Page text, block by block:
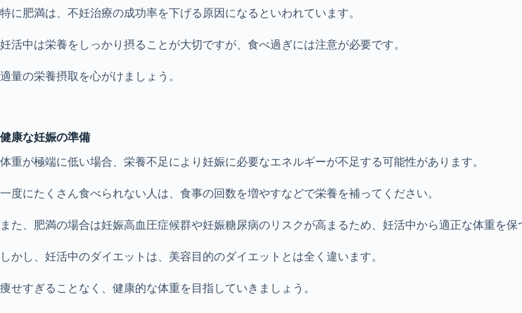
特に肥満は、不妊治療の成功率を下げる原因になるといわれています。
妊活中は栄養をしっかり摂ることが大切ですが、食べ過ぎには注意が必要です。
適量の栄養摂取を心がけましょう。
健康な妊娠の準備
体重が極端に低い場合、栄養不足により妊娠に必要なエネルギーが不足する可能性があります。
一度にたくさん食べられない人は、食事の回数を増やすなどで栄養を補ってください。
また、肥満の場合は妊娠高血圧症候群や妊娠糖尿病のリスクが高まるため、妊活中から適正な体重を保
しかし、妊活中のダイエットは、美容目的のダイエットとは全く違います。
痩せすぎることなく、健康的な体重を目指していきましょう。